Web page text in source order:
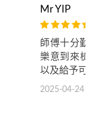
Mr YIP
師傅十分勤
樂意到來檢
以及給予可
2025-04-24